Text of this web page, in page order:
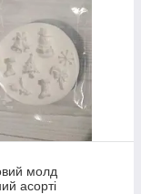
молд
асорті